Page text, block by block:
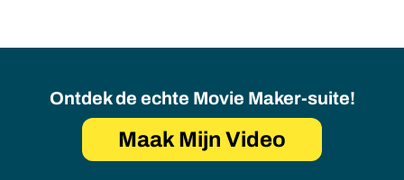
Ontdek de echte Movie Maker-suite!
Maak Mijn Video